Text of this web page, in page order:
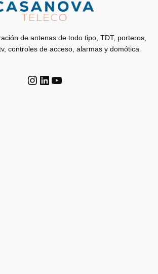
de antenas de todo tipo, TDT, porteros,
controles de acceso, alarmas y domótica
Instagram
LinkedIn
YouTube